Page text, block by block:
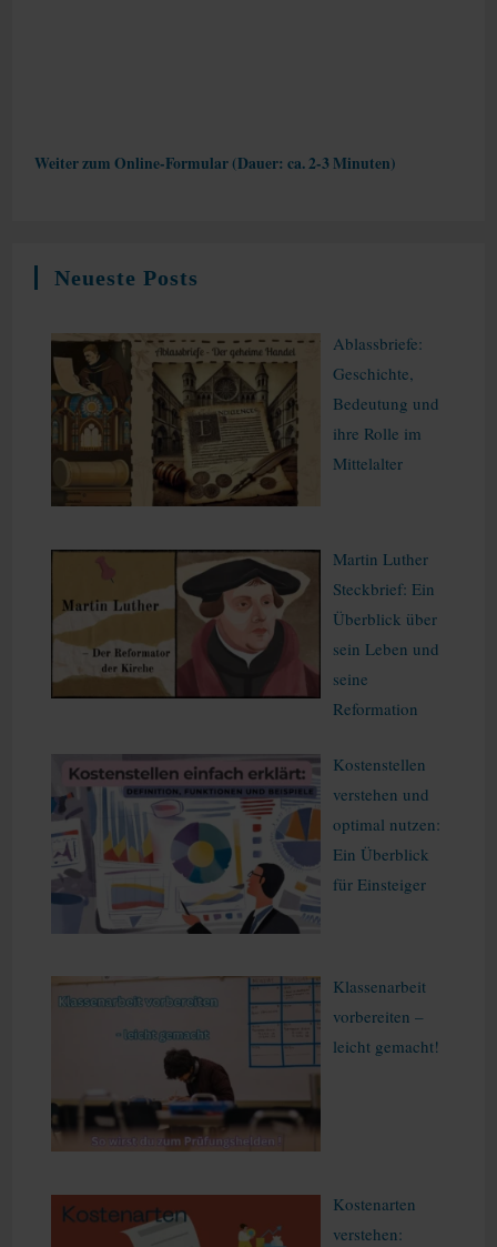
Weiter zum Online-Formular (Dauer: ca. 2-3 Minuten)
Neueste Posts
Ablassbriefe:
Geschichte,
Bedeutung und
ihre Rolle im
Mittelalter
Martin Luther
Steckbrief: Ein
Überblick über
sein Leben und
seine
Reformation
Kostenstellen
verstehen und
optimal nutzen:
Ein Überblick
für Einsteiger
Klassenarbeit
vorbereiten –
leicht gemacht!
Kostenarten
verstehen: